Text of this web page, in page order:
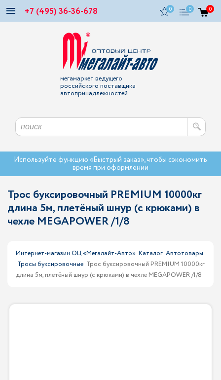
+7 (495) 36-36-678 0 0 0
мегамаркет ведущего
российского поставщика
автопринадлежностей
Используйте функцию «Быстрый заказ», чтобы сэкономить
время при оформлении
Трос буксировочный PREMIUM 10000кг
длина 5м, плетёный шнур (с крюками) в
чехле MEGAPOWER /1/8
Интернет-магазин ОЦ «Мегалайт-Авто» Каталог Автотовары
Тросы буксировочные Трос буксировочный PREMIUM 10000кг
длина 5м, плетёный шнур (с крюками) в чехле MEGAPOWER /1/8